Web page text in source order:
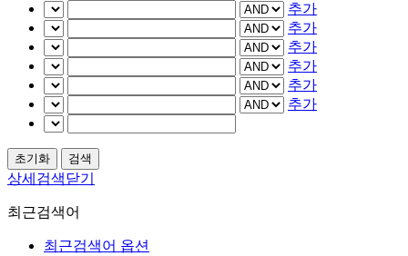
추가
추가
추가
추가
추가
추가
상세검색닫기
최근검색어
최근검색어 옵션